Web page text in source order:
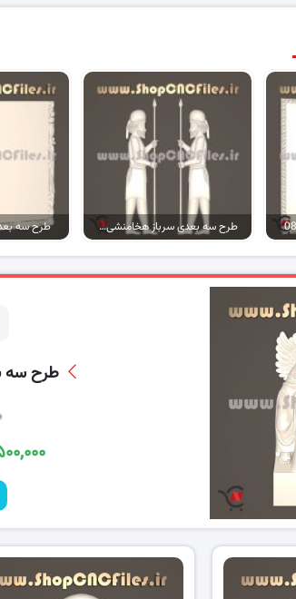
طرح سه بعدی سرباز هخامنشی کد 05 طرح سه
طرح سه
۱,۵۰۰,۰۰۰